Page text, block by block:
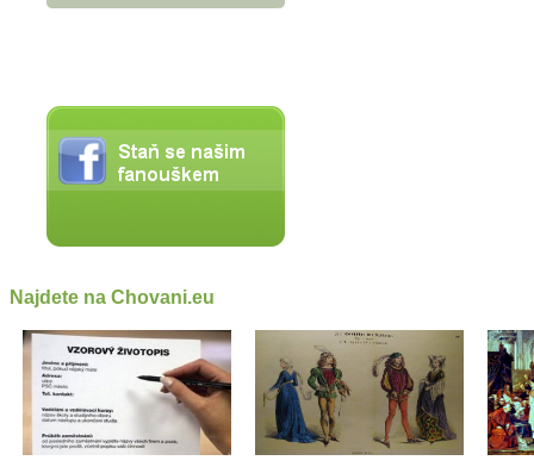
Najdete na Chovani.eu